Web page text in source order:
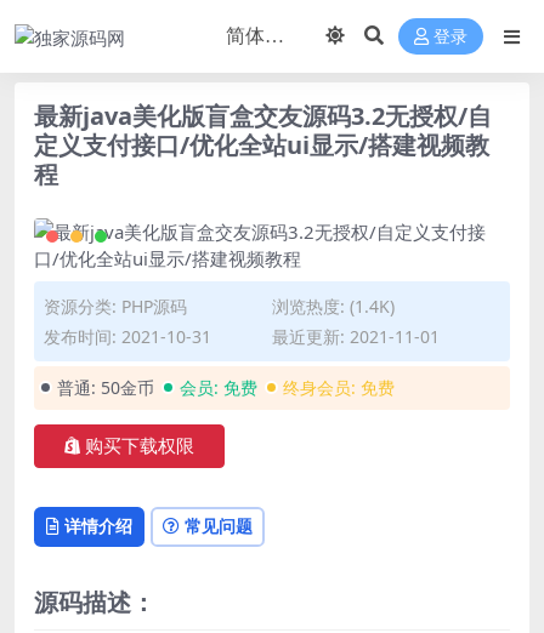
登录
最新java美化版盲盒交友源码3.2无授权/自
定义支付接口/优化全站ui显示/搭建视频教
程
资源分类: PHP源码
浏览热度: (1.4K)
发布时间: 2021-10-31
最近更新: 2021-11-01
普通: 50金币 会员: 免费 终身会员: 免费
购买下载权限
详情介绍 常见问题
源码描述：